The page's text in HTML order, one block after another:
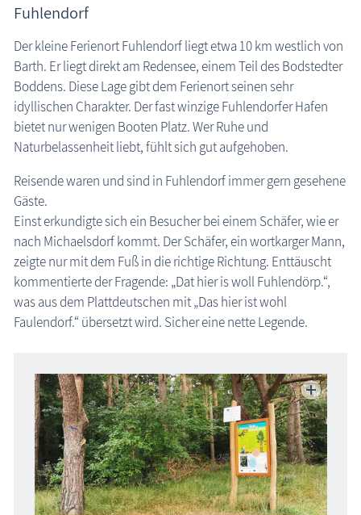
Fuhlendorf
Der kleine Ferienort Fuhlendorf liegt etwa 10 km westlich von
Barth. Er liegt direkt am Redensee, einem Teil des Bodstedter
Boddens. Diese Lage gibt dem Ferienort seinen sehr
idyllischen Charakter. Der fast winzige Fuhlendorfer Hafen
bietet nur wenigen Booten Platz. Wer Ruhe und
Naturbelassenheit liebt, fühlt sich gut aufgehoben.
Reisende waren und sind in Fuhlendorf immer gern gesehene
Gäste.
Einst erkundigte sich ein Besucher bei einem Schäfer, wie er
nach Michaelsdorf kommt. Der Schäfer, ein wortkarger Mann,
zeigte nur mit dem Fuß in die richtige Richtung. Enttäuscht
kommentierte der Fragende: „Dat hier is woll Fuhlendörp.“,
was aus dem Plattdeutschen mit „Das hier ist wohl
Faulendorf.“ übersetzt wird. Sicher eine nette Legende.